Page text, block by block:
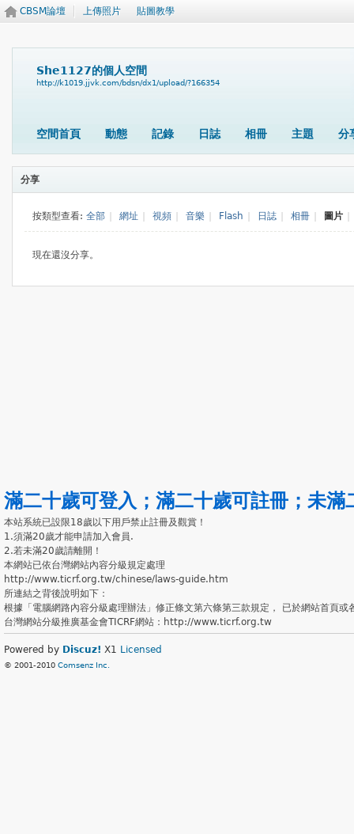
CBSM論壇 上傳照片 貼圖教學
She1127的個人空間
http://k1019.jjvk.com/bdsn/dx1/upload/?166354
空間首頁 動態 記錄 日誌 相冊 主題 分
分享
按類型查看: 全部 網址 視頻 音樂 Flash 日誌 相冊 圖片
現在還沒分享。
滿二十歲可登入 ； 滿二十歲可註冊 ； 未滿
本站系統已設限18歲以下用戶禁止註冊及觀賞！
1.須滿20歲才能申請加入會員.
2.若未滿20歲請離開！
本網站已依台灣網站內容分級規定處理
http://www.ticrf.org.tw/chinese/laws-guide.htm
所連結之背後說明如下：
根據「電腦網路內容分級處理辦法」修正條文第六條第三款規定， 已於網站首頁
台灣網站分級推廣基金會TICRF網站：http://www.ticrf.org.tw
Powered by Discuz! X1 Licensed
© 2001-2010 Comsenz Inc.